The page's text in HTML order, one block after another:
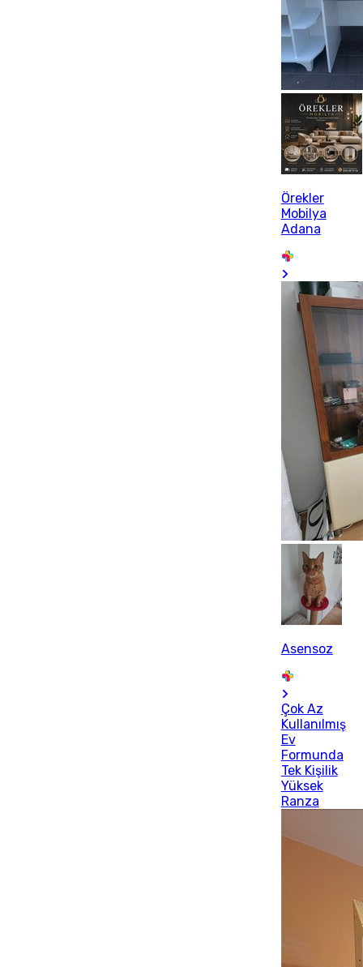
Örekler
Mobilya
Adana
Asensoz
Çok Az
Kullanılmış
Ev
Formunda
Tek Kişilik
Yüksek
Ranza